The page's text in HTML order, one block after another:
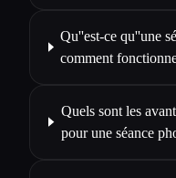
Qu''est-ce qu''une
comment
Quels sont les
pour une séance